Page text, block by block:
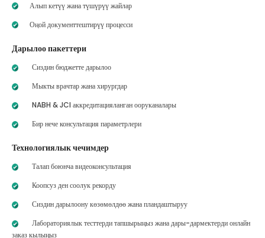
Алып кетүү жана түшүрүү жайлар
Оңой документтештирүү процесси
Дарылоо пакеттери
Сиздин бюджетте дарылоо
Мыкты врачтар жана хирургдар
NABH & JCI аккредитацияланган ооруканалары
Бир нече консультация параметрлери
Технологиялык чечимдер
Талап боюнча видеоконсультация
Коопсуз ден соолук рекорду
Сиздин дарылоону көзөмөлдөө жана пландаштыруу
Лабораториялык тесттерди тапшырыңыз жана дары-дармектерди онлайн
заказ кылыңыз